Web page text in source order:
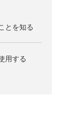
とを知る
用する